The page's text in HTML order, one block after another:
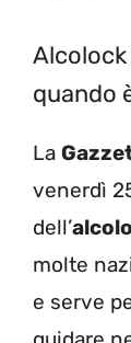
quando
La
venerdì
dell’
molte
e serve